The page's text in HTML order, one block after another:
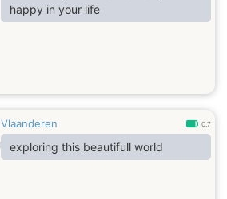
happy in your life
Vlaanderen 0.7
exploring this beautifull world